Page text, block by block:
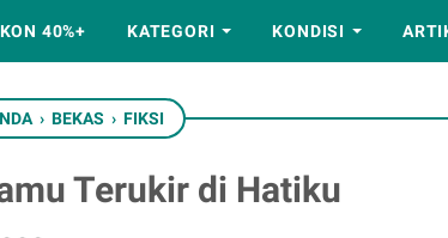
40%+ KATEGORI KONDISI
› BEKAS › FIKSI
Terukir di Hatiku